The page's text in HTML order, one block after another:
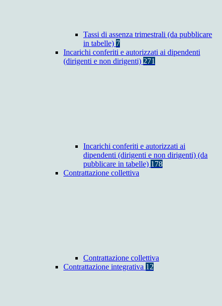
Tassi di assenza trimestrali (da pubblicare
in tabelle) 7
Incarichi conferiti e autorizzati ai dipendenti
(dirigenti e non dirigenti) 271
Incarichi conferiti e autorizzati ai
dipendenti (dirigenti e non dirigenti) (da
pubblicare in tabelle) 178
Contrattazione collettiva
Contrattazione collettiva
Contrattazione integrativa 12